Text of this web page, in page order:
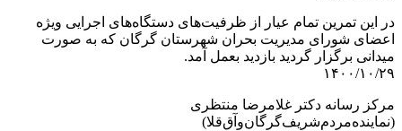
در این تمرین تمام عیار از ظرفیت‌های دستگاه‌های اجرایی ویژه
اعضای شورای مدیریت بحران شهرستان گرگان که به صورت
میدانی برگزار گردید بازدید بعمل آمد.
۱۴۰۰/۱۰/۲۹
مرکز رسانه دکتر غلامرضا منتظری
(نماینده‌مردم‌شریف‌گرگان‌و‌آق‌قلا)